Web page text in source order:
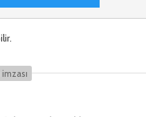
i̇mzası